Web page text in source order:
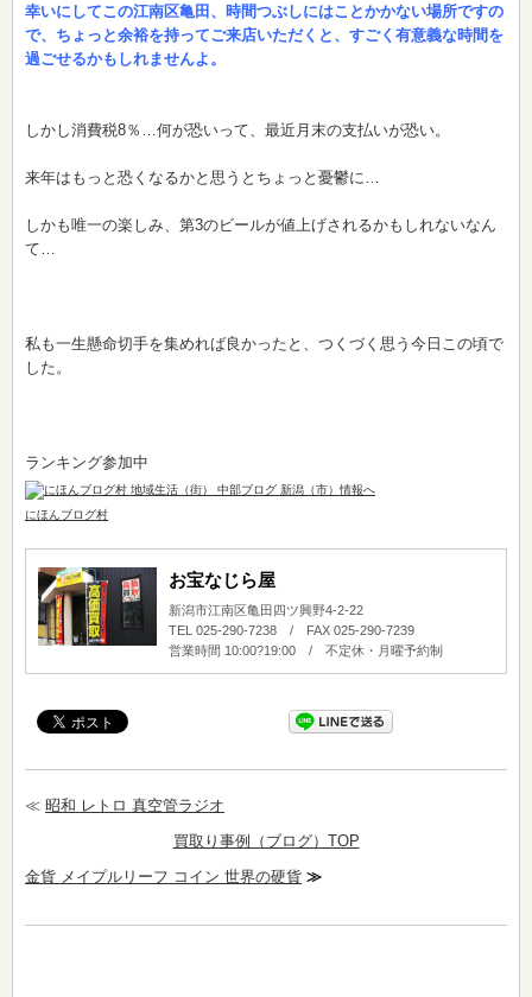
幸いにしてこの江南区亀田、時間つぶしにはことかかない場所ですの
で、ちょっと余裕を持ってご来店いただくと、すごく有意義な時間を
過ごせるかもしれませんよ。
しかし消費税8％…何が恐いって、最近月末の支払いが恐い。
来年はもっと恐くなるかと思うとちょっと憂鬱に…
しかも唯一の楽しみ、第3のビールが値上げされるかもしれないなん
て…
私も一生懸命切手を集めれば良かったと、つくづく思う今日この頃で
した。
ランキング参加中
にほんブログ村
お宝なじら屋
新潟市江南区亀田四ツ興野4-2-22
TEL 025-290-7238 / FAX 025-290-7239
営業時間 10:00?19:00 / 不定休・月曜予約制
≪ 昭和 レトロ 真空管ラジオ
買取り事例（ブログ）TOP
金貨 メイプルリーフ コイン 世界の硬貨 ≫